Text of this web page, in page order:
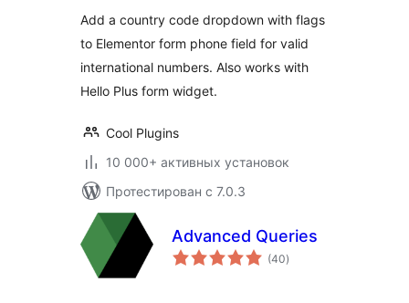
Add a country code dropdown with flags
to Elementor form phone field for valid
international numbers. Also works with
Hello Plus form widget.
Cool Plugins
10 000+ активных установок
Протестирован с 7.0.3
Advanced Queries
(40общий
рейтинг
)